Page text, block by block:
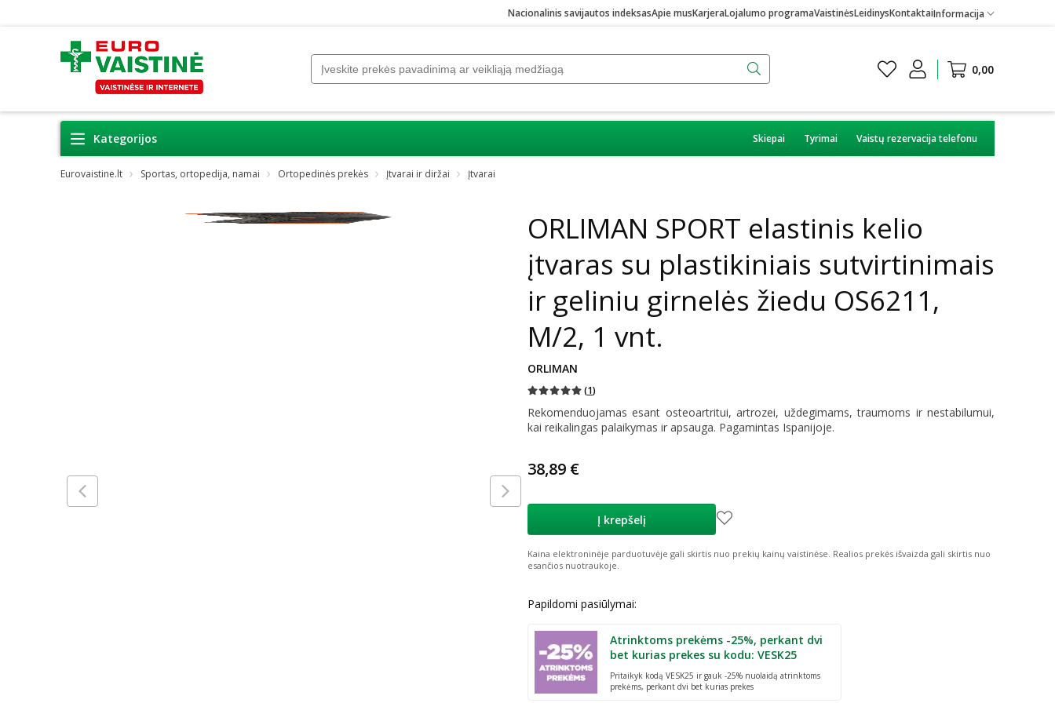
Nacionalinis savijautos indeksasApie musKarjeraLojalumo programaVaistinėsLeidinysKontaktaiInformacija
0,00
Kategorijos Skiepai Tyrimai Vaistų rezervacija telefonu
Eurovaistine.lt Sportas, ortopedija, namai Ortopedinės prekės Įtvarai ir diržai Įtvarai
ORLIMAN SPORT elastinis kelio
įtvaras su plastikiniais sutvirtinimais
ir geliniu girnelės žiedu OS6211,
M/2, 1 vnt.
ORLIMAN
(1)
Rekomenduojamas esant osteoartritui, artrozei, uždegimams, traumoms ir nestabilumui,
kai reikalingas palaikymas ir apsauga. Pagamintas Ispanijoje.
38,89 €
Į krepšelį
Kaina elektroninėje parduotuvėje gali skirtis nuo prekių kainų vaistinėse. Realios prekės išvaizda gali skirtis nuo
esančios nuotraukoje.
Papildomi pasiūlymai:
Atrinktoms prekėms -25%, perkant dvi
bet kurias prekes su kodu: VESK25
Pritaikyk kodą VESK25 ir gauk -25% nuolaidą atrinktoms
prekėms, perkant dvi bet kurias prekes